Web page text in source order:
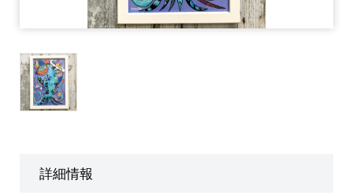
詳細情報